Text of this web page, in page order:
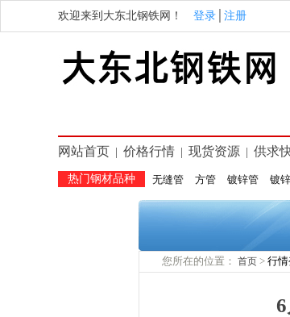
欢迎来到大东北钢铁网！ 登录 注册
网站首页 价格行情 现货资源 供求
热门钢材品种 无缝管 方管 镀锌管 镀
您所在的位置： 首页 > 行